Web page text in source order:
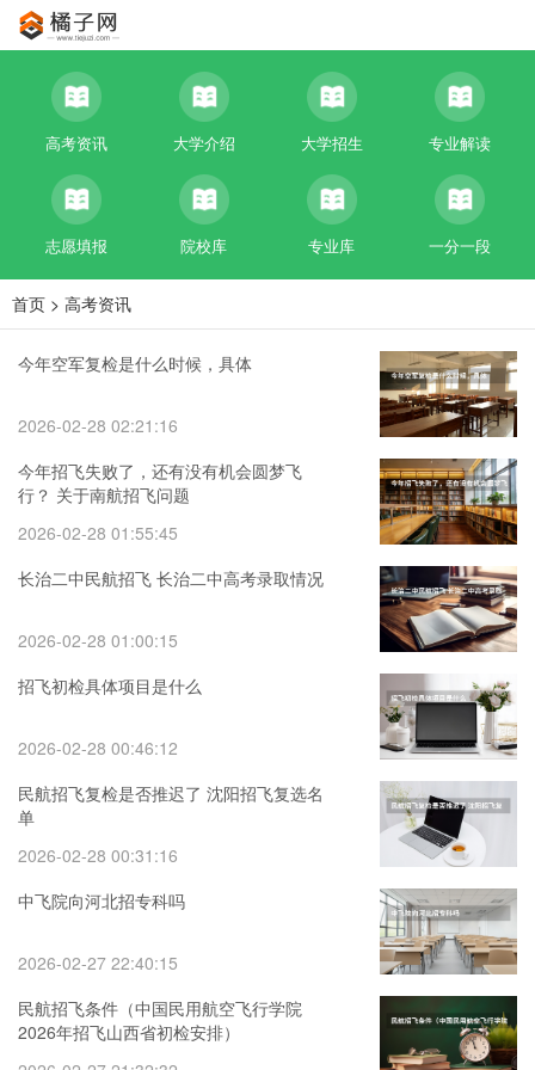
高考资讯 大学介绍 大学招生 专业解读
志愿填报 院校库 专业库 一分一段
首页 > 高考资讯
今年空军复检是什么时候，具体
2026-02-28 02:21:16
今年招飞失败了，还有没有机会圆梦飞
行？ 关于南航招飞问题
2026-02-28 01:55:45
长治二中民航招飞 长治二中高考录取情况
2026-02-28 01:00:15
招飞初检具体项目是什么
2026-02-28 00:46:12
民航招飞复检是否推迟了 沈阳招飞复选名
单
2026-02-28 00:31:16
中飞院向河北招专科吗
2026-02-27 22:40:15
民航招飞条件（中国民用航空飞行学院
2026年招飞山西省初检安排）